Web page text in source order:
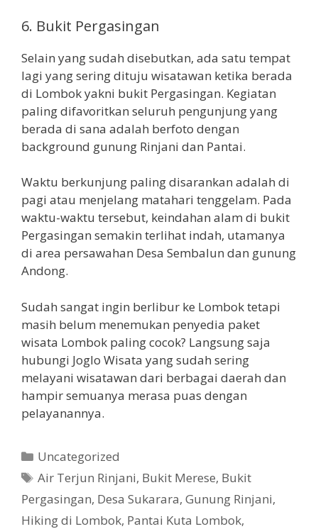
6. Bukit Pergasingan
Selain yang sudah disebutkan, ada satu tempat
lagi yang sering dituju wisatawan ketika berada
di Lombok yakni bukit Pergasingan. Kegiatan
paling difavoritkan seluruh pengunjung yang
berada di sana adalah berfoto dengan
background gunung Rinjani dan Pantai.
Waktu berkunjung paling disarankan adalah di
pagi atau menjelang matahari tenggelam. Pada
waktu-waktu tersebut, keindahan alam di bukit
Pergasingan semakin terlihat indah, utamanya
di area persawahan Desa Sembalun dan gunung
Andong.
Sudah sangat ingin berlibur ke Lombok tetapi
masih belum menemukan penyedia paket
wisata Lombok paling cocok? Langsung saja
hubungi Joglo Wisata yang sudah sering
melayani wisatawan dari berbagai daerah dan
hampir semuanya merasa puas dengan
pelayanannya.
Kategori
Uncategorized
Tag
Air Terjun Rinjani, Bukit Merese, Bukit
Pergasingan, Desa Sukarara, Gunung Rinjani,
Hiking di Lombok, Pantai Kuta Lombok,